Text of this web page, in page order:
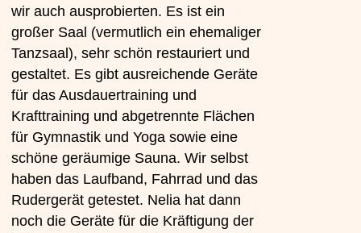
wir auch ausprobierten. Es ist ein
großer Saal (vermutlich ein ehemaliger
Tanzsaal), sehr schön restauriert und
gestaltet. Es gibt ausreichende Geräte
für das Ausdauertraining und
Krafttraining und abgetrennte Flächen
für Gymnastik und Yoga sowie eine
schöne geräumige Sauna. Wir selbst
haben das Laufband, Fahrrad und das
Rudergerät getestet. Nelia hat dann
noch die Geräte für die Kräftigung der